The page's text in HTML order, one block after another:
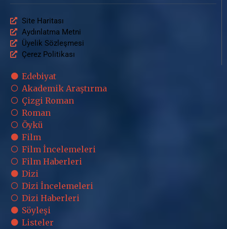
Site Haritası
Aydınlatma Metni
Üyelik Sözleşmesi
Çerez Politikası
Edebiyat
Akademik Araştırma
Çizgi Roman
Roman
Öykü
Film
Film İncelemeleri
Film Haberleri
Dizi
Dizi İncelemeleri
Dizi Haberleri
Söyleşi
Listeler